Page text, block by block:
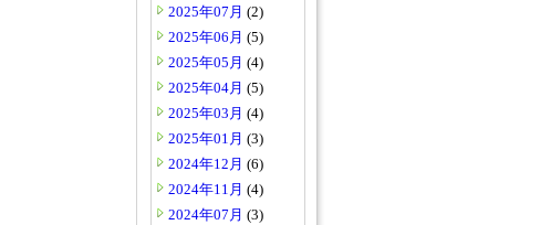
2025年07月 (2)
2025年06月 (5)
2025年05月 (4)
2025年04月 (5)
2025年03月 (4)
2025年01月 (3)
2024年12月 (6)
2024年11月 (4)
2024年07月 (3)